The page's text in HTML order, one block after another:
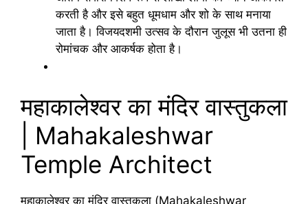
करती है और इसे बहुत धूमधाम और शो के साथ मनाया
जाता है। विजयदशमी उत्सव के दौरान जुलूस भी उतना ही
रोमांचक और आकर्षक होता है।
महाकालेश्वर का मंदिर वास्तुकला
| Mahakaleshwar
Temple Architect
महाकालेश्वर का मंदिर वास्तुकला (Mahakaleshwar